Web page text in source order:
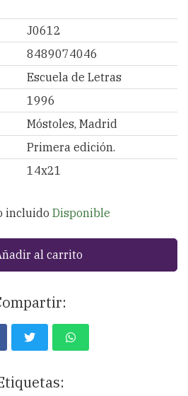
J0612
8489074046
Escuela de Letras
1996
Móstoles, Madrid
Primera edición.
14x21
incluido Disponible
al carrito